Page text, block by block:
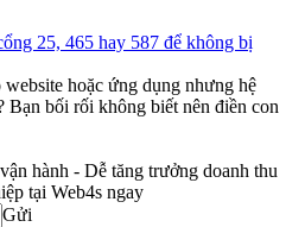
25, 465 hay 587 để không bị
hoặc ứng dụng nhưng hệ
Bạn bối rối không biết nên điền con
hành - Dễ tăng trưởng doanh thu
tại Web4s ngay
Gửi